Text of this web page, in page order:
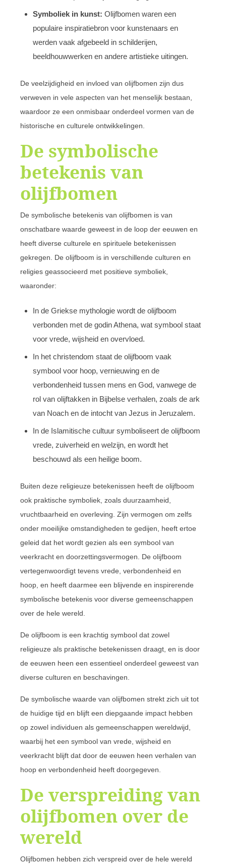
Symboliek in kunst: Olijfbomen waren een
populaire inspiratiebron voor kunstenaars en
werden vaak afgebeeld in schilderijen,
beeldhouwwerken en andere artistieke uitingen.
De veelzijdigheid en invloed van olijfbomen zijn dus
verweven in vele aspecten van het menselijk bestaan,
waardoor ze een onmisbaar onderdeel vormen van de
historische en culturele ontwikkelingen.
De symbolische
betekenis van
olijfbomen
De symbolische betekenis van olijfbomen is van
onschatbare waarde geweest in de loop der eeuwen en
heeft diverse culturele en spirituele betekenissen
gekregen. De olijfboom is in verschillende culturen en
religies geassocieerd met positieve symboliek,
waaronder:
In de Griekse mythologie wordt de olijfboom
verbonden met de godin Athena, wat symbool staat
voor vrede, wijsheid en overvloed.
In het christendom staat de olijfboom vaak
symbool voor hoop, vernieuwing en de
verbondenheid tussen mens en God, vanwege de
rol van olijftakken in Bijbelse verhalen, zoals de ark
van Noach en de intocht van Jezus in Jeruzalem.
In de Islamitische cultuur symboliseert de olijfboom
vrede, zuiverheid en welzijn, en wordt het
beschouwd als een heilige boom.
Buiten deze religieuze betekenissen heeft de olijfboom
ook praktische symboliek, zoals duurzaamheid,
vruchtbaarheid en overleving. Zijn vermogen om zelfs
onder moeilijke omstandigheden te gedijen, heeft ertoe
geleid dat het wordt gezien als een symbool van
veerkracht en doorzettingsvermogen. De olijfboom
vertegenwoordigt tevens vrede, verbondenheid en
hoop, en heeft daarmee een blijvende en inspirerende
symbolische betekenis voor diverse gemeenschappen
over de hele wereld.
De olijfboom is een krachtig symbool dat zowel
religieuze als praktische betekenissen draagt, en is door
de eeuwen heen een essentieel onderdeel geweest van
diverse culturen en beschavingen.
De symbolische waarde van olijfbomen strekt zich uit tot
de huidige tijd en blijft een diepgaande impact hebben
op zowel individuen als gemeenschappen wereldwijd,
waarbij het een symbool van vrede, wijsheid en
veerkracht blijft dat door de eeuwen heen verhalen van
hoop en verbondenheid heeft doorgegeven.
De verspreiding van
olijfbomen over de
wereld
Olijfbomen hebben zich verspreid over de hele wereld